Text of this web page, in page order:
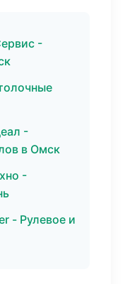
-
-
в Омск
-
- Рулевое и